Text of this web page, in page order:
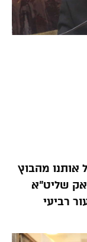
אותנו מהבוץ
שליט”א
רביעי